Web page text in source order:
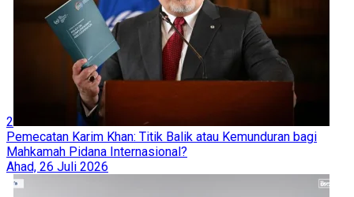
2
Pemecatan Karim Khan: Titik Balik atau Kemunduran bagi
Mahkamah Pidana Internasional?
Ahad, 26 Juli 2026